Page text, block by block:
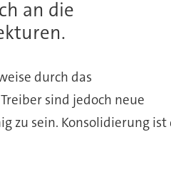
an die
durch das
sind jedoch neue
zu sein. Konsolidierung ist